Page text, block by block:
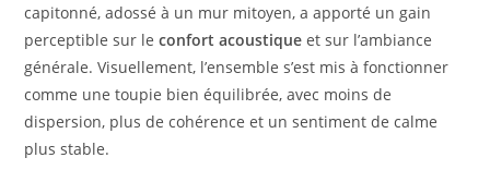
capitonné, adossé à un mur mitoyen, a apporté un gain
perceptible sur leconfort acoustique et sur l’ambiance
générale. Visuellement, l’ensemble s’est mis à fonctionner
comme une toupie bien équilibrée, avec moins de
dispersion, plus de cohérence et un sentiment de calme
plus stable.